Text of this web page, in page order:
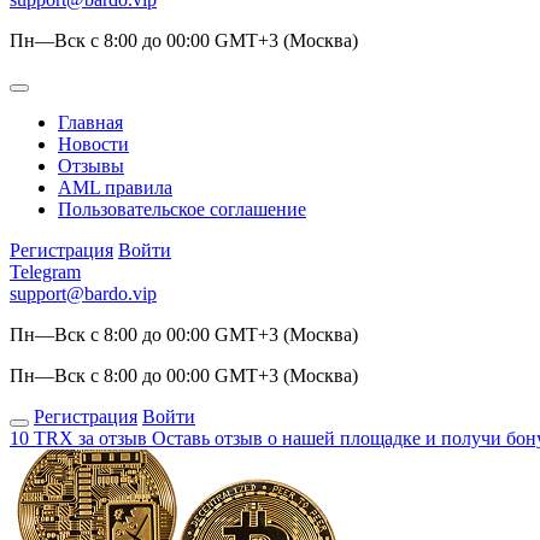
Пн—Вск с 8:00 до 00:00 GMT+3 (Москва)
Главная
Новости
Отзывы
AML правила
Пользовательское соглашение
Регистрация Войти
Telegram
support@bardo.vip
Пн—Вск с 8:00 до 00:00 GMT+3 (Москва)
Пн—Вск с 8:00 до 00:00 GMT+3 (Москва)
Регистрация Войти
10 TRX за отзыв Оставь отзыв о нашей площадке и получи